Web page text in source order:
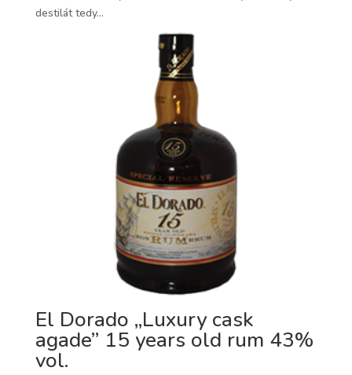
destilát tedy...
El Dorado „Luxury cask
agade” 15 years old rum 43%
vol.